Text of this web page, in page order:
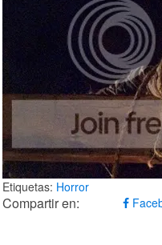
Etiquetas: Horror
Compartir en: